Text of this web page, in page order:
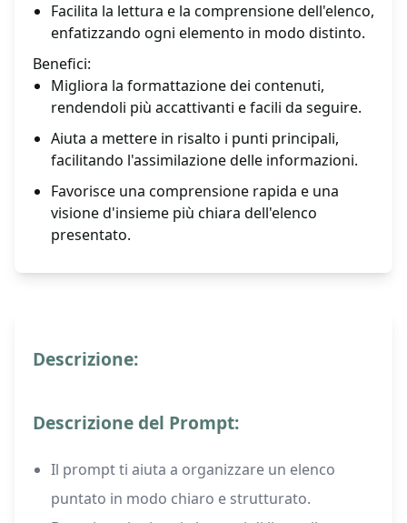
Facilita la lettura e la comprensione dell'elenco,
enfatizzando ogni elemento in modo distinto.
Benefici:
Migliora la formattazione dei contenuti,
rendendoli più accattivanti e facili da seguire.
Aiuta a mettere in risalto i punti principali,
facilitando l'assimilazione delle informazioni.
Favorisce una comprensione rapida e una
visione d'insieme più chiara dell'elenco
presentato.
Descrizione:
Descrizione del Prompt:
Il prompt ti aiuta a organizzare un elenco
puntato in modo chiaro e strutturato.